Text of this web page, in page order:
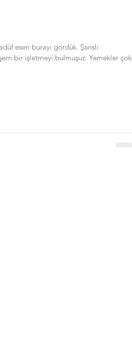
eseri burayı gördük. Şanslı
bir işletmeyi bulmuşuz. Yemekler çok